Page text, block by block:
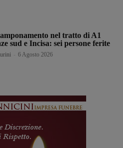
nel tratto di A1
sud e Incisa: sei persone ferite
6 Agosto 2026